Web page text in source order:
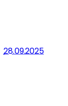
28.09.2025